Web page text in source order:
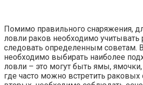
Помимо правильного снаряжения,
ловли раков необходимо учитывать
следовать определенным советам.
необходимо выбирать наиболее
ловли – это могут быть ямы, ямочки,
где часто можно встретить раковых